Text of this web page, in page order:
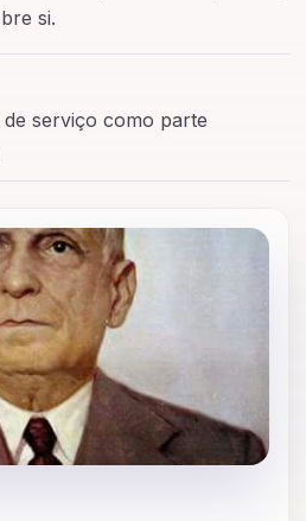
si.
serviço como parte